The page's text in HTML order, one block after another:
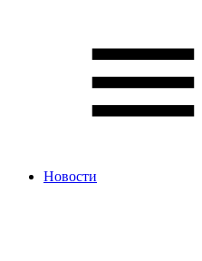
Новости